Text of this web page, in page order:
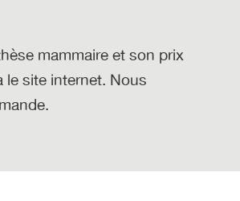
mammaire et son prix
le site internet. Nous